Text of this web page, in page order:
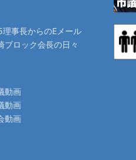
事長からのEメール
ブロック会長の日々
動画
動画
動画